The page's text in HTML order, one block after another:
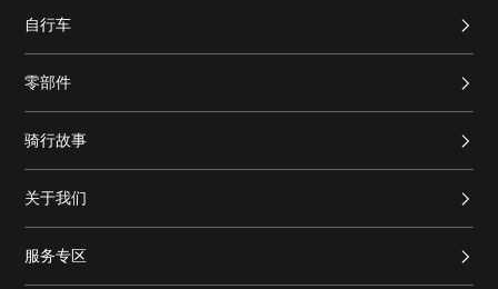
自行车
零部件
骑行故事
关于我们
服务专区